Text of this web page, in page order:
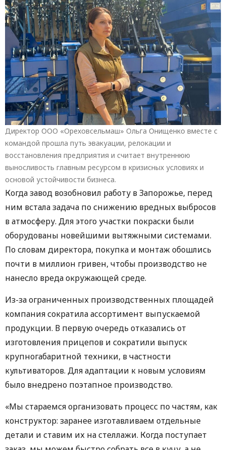
Директор ООО «Ореховсельмаш» Ольга Онищенко вместе с
командой прошла путь эвакуации, релокации и
восстановления предприятия и считает внутреннюю
выносливость главным ресурсом в кризисных условиях и
основой устойчивости бизнеса.
Когда завод возобновил работу в Запорожье, перед
ним встала задача по снижению вредных выбросов
в атмосферу. Для этого участки покраски были
оборудованы новейшими вытяжными системами.
По словам директора, покупка и монтаж обошлись
почти в миллион гривен, чтобы производство не
нанесло вреда окружающей среде.
Из-за ограниченных производственных площадей
компания сократила ассортимент выпускаемой
продукции. В первую очередь отказались от
изготовления прицепов и сократили выпуск
крупногабаритной техники, в частности
культиваторов. Для адаптации к новым условиям
было внедрено поэтапное производство.
«Мы стараемся организовать процесс по частям, как
конструктор: заранее изготавливаем отдельные
детали и ставим их на стеллажи. Когда поступает